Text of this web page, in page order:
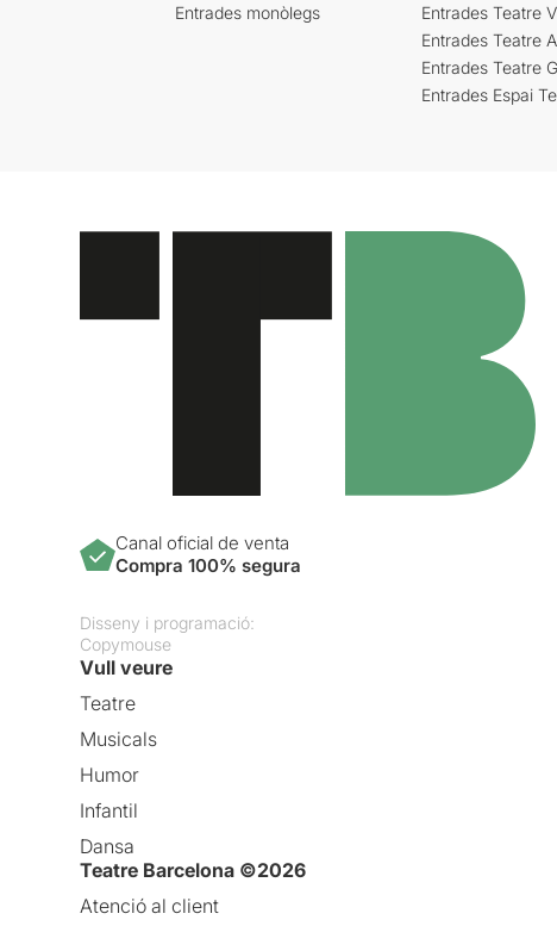
Entrades monòlegs
Entrades Teatre
Entrades Teatre
Entrades Teatre
Entrades Espai
Canal oficial de venta
Compra 100% segura
Disseny i programació:
Copymouse
Vull veure
Teatre
Musicals
Humor
Infantil
Dansa
Teatre Barcelona ©2026
Atenció al client